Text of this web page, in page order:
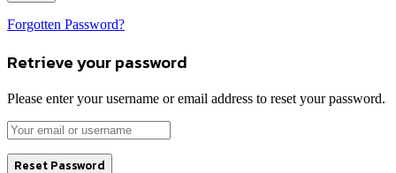
Forgotten Password?
Retrieve your password
Please enter your username or email address to reset your password.